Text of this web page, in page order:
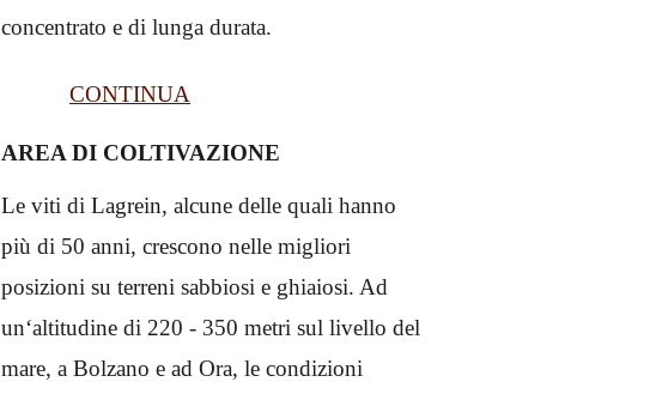
concentrato e di lunga durata.
CONTINUA
AREA DI COLTIVAZIONE
Le viti di Lagrein, alcune delle quali hanno
più di 50 anni, crescono nelle migliori
posizioni su terreni sabbiosi e ghiaiosi. Ad
un‘altitudine di 220 - 350 metri sul livello del
mare, a Bolzano e ad Ora, le condizioni